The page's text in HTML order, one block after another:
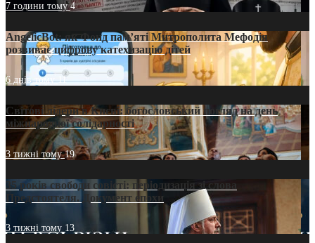
7 години тому4
AngelicBot: як Фонд пам’яті Митрополита Мефодія
розвиває цифрову катехизацію дітей
6 днів тому11
Світові лідери в Києві: богословський погляд на день
міжнародної солідарності
3 тижні тому19
35 років свободи совісті: періодизація зі слова
Предстоятеля. Документ епохи
3 тижні тому 13